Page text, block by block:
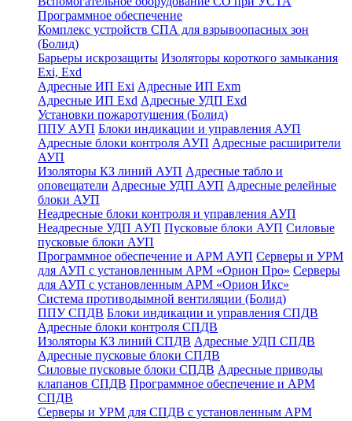
Программное обеспечение
Комплекс устройств СПА для взрывоопасных зон
(Болид)
Барьеры искрозащиты Изоляторы короткого замыкания
Exi, Exd
Адресные ИП Exi Адресные ИП Exm
Адресные ИП Exd Адресные УДП Exd
Установки пожаротушения (Болид)
ППУ АУП Блоки индикации и управления АУП
Адресные блоки контроля АУП Адресные расширители
АУП
Изоляторы КЗ линий АУП Адресные табло и
оповещатели Адресные УДП АУП Адресные релейные
блоки АУП
Неадресные блоки контроля и управления АУП
Неадресные УДП АУП Пусковые блоки АУП Силовые
пусковые блоки АУП
Программное обеспечение и АРМ АУП Серверы и УРМ
для АУП с установленным АРМ «Орион Про» Серверы
для АУП с установленным АРМ «Орион Икс»
Система противодымной вентиляции (Болид)
ППУ СПДВ Блоки индикации и управления СПДВ
Адресные блоки контроля СПДВ
Изоляторы КЗ линий СПДВ Адресные УДП СПДВ
Адресные пусковые блоки СПДВ
Силовые пусковые блоки СПДВ Адресные приводы
клапанов СПДВ Программное обеспечение и АРМ
СПДВ
Серверы и УРМ для СПДВ с установленным АРМ